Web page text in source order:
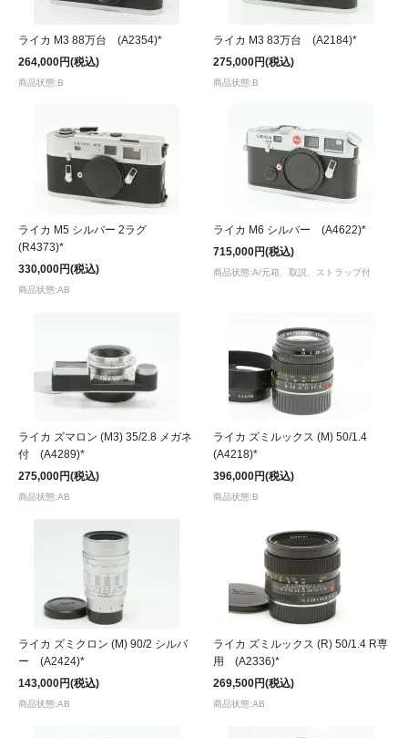
ライカ M3 88万台 (A2354)*
264,000円(税込)
商品状態:B
ライカ M3 83万台 (A2184)*
275,000円(税込)
商品状態:B
ライカ M5 シルバー 2ラグ
(R4373)*
330,000円(税込)
商品状態:AB
ライカ M6 シルバー (A4622)*
715,000円(税込)
商品状態:A/元箱、取説、ストラップ付
ライカ ズマロン (M3) 35/2.8 メガネ
付 (A4289)*
275,000円(税込)
商品状態:AB
ライカ ズミルックス (M) 50/1.4
(A4218)*
396,000円(税込)
商品状態:B
ライカ ズミクロン (M) 90/2 シルバ
ー (A2424)*
143,000円(税込)
商品状態:AB
ライカ ズミルックス (R) 50/1.4 R専
用 (A2336)*
269,500円(税込)
商品状態:AB